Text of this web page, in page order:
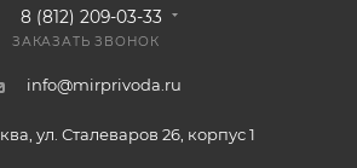
8 (812) 209-03-33
ЗАКАЗАТЬ ЗВОНОК
info@mirprivoda.ru
ул. Сталеваров 26, корпус 1